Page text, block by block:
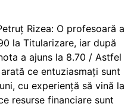
Rizea: O profesoară a
la Titularizare, iar după
a ajuns la 8.70 / Astfel
ce entuziasmați sunt
cu experiență să vină la
resurse financiare sunt